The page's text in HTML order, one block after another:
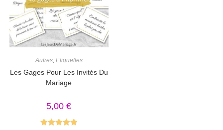
Autres, Etiquettes
Les Gages Pour Les Invités Du
Mariage
5,00€